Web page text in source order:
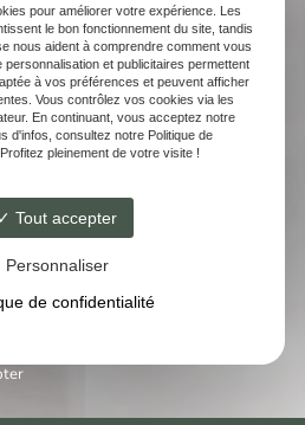
pour améliorer votre expérience. Les
le bon fonctionnement du site, tandis
nous aident à comprendre comment vous
et publicitaires permettent
à vos préférences et peuvent afficher
Vous contrôlez vos cookies via les
En continuant, vous acceptez notre
d'infos, consultez notre Politique de
pleinement de votre visite !
Tout accepter
Personnaliser
de confidentialité